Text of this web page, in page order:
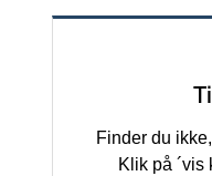
Finder du
Klik på ´vis